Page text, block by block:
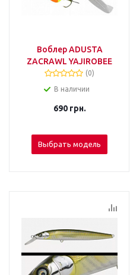
Воблер ADUSTA
ZACRAWL YAJIROBEE
(0)
В наличии
690грн.
Выбрать модель